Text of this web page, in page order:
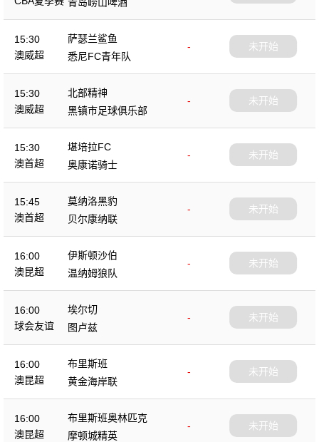
15:30
澳威超
萨瑟兰鲨鱼
-
悉尼FC青年队
未开始
15:30
澳威超
北部精神
-
黑镇市足球俱乐部
未开始
15:30
澳首超
堪培拉FC
-
奥康诺骑士
未开始
15:45
澳首超
莫纳洛黑豹
-
贝尔康纳联
未开始
16:00
澳昆超
伊斯顿沙伯
-
温纳姆狼队
未开始
16:00
球会友谊
埃尔切
-
图卢兹
未开始
16:00
澳昆超
布里斯班
-
黄金海岸联
未开始
16:00
澳昆超
布里斯班奥林匹克
-
摩顿城精英
未开始